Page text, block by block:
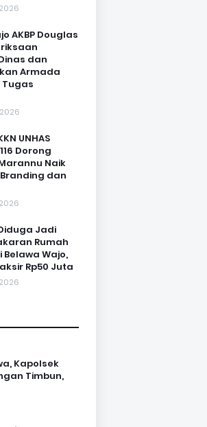
AKBP Douglas
dan
Armada
Tugas
UNHAS
Dorong
Naik
dan
Jadi
Rumah
Wajo,
Rp50 Juta
Kapolsek
Timbun,